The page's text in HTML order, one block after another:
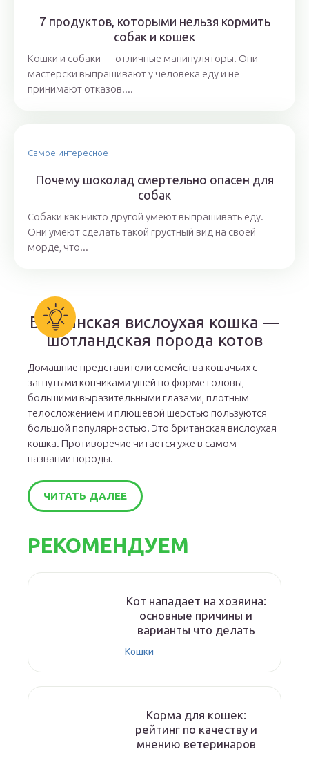
7 продуктов, которыми нельзя кормить
собак и кошек
Кошки и собаки ― отличные манипуляторы. Они
мастерски выпрашивают у человека еду и не
принимают отказов....
Самое интересное
Почему шоколад смертельно опасен для
собак
Собаки как никто другой умеют выпрашивать еду.
Они умеют сделать такой грустный вид на своей
морде, что...
Британская вислоухая кошка —
шотландская порода котов
Домашние представители семейства кошачьих с
загнутыми кончиками ушей по форме головы,
большими выразительными глазами, плотным
телосложением и плюшевой шерстью пользуются
большой популярностью. Это британская вислоухая
кошка. Противоречие читается уже в самом
названии породы.
ЧИТАТЬ ДАЛЕЕ
РЕКОМЕНДУЕМ
Кот нападает на хозяина:
основные причины и
варианты что делать
Кошки
Корма для кошек:
рейтинг по качеству и
мнению ветеринаров